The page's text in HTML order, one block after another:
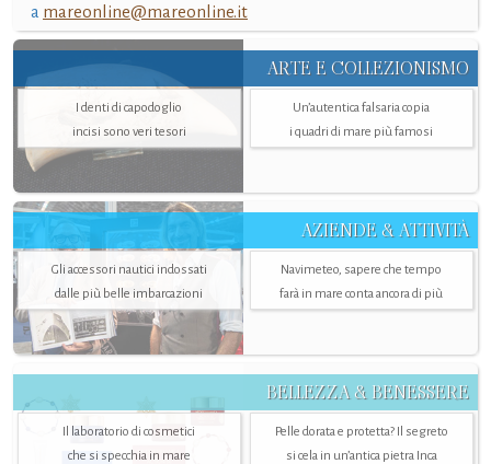
a mareonline@mareonline.it
ARTE E COLLEZIONISMO
I denti di capodoglio
incisi sono veri tesori
Un’autentica falsaria copia
i quadri di mare più famosi
AZIENDE & ATTIVITÀ
Gli accessori nautici indossati
dalle più belle imbarcazioni
Navimeteo, sapere che tempo
farà in mare conta ancora di più
BELLEZZA & BENESSERE
Il laboratorio di cosmetici
che si specchia in mare
Pelle dorata e protetta? Il segreto
si cela in un’antica pietra Inca